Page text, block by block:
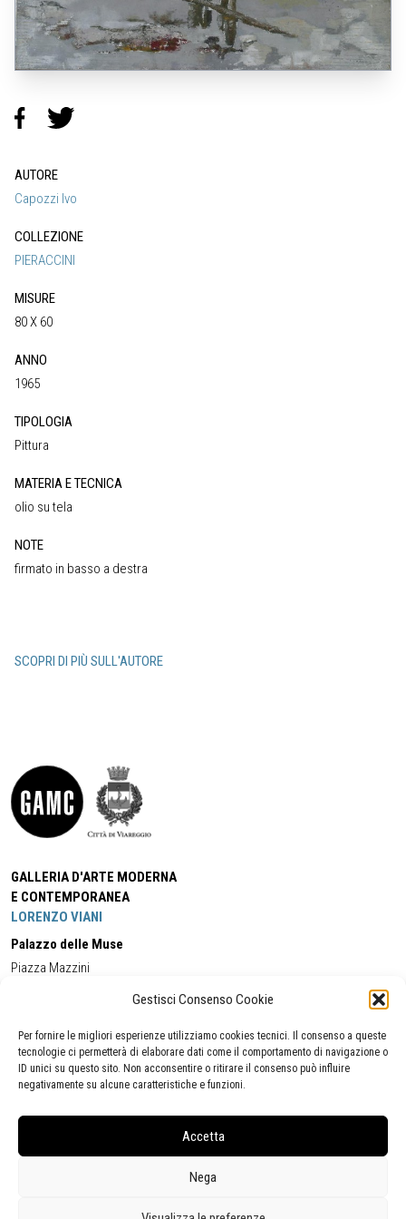
Gestisci Consenso Cookie
Per fornire le migliori esperienze utilizziamo cookies tecnici. Il consenso a queste
tecnologie ci permetterà di elaborare dati come il comportamento di navigazione o
ID unici su questo sito. Non acconsentire o ritirare il consenso può influire
negativamente su alcune caratteristiche e funzioni.
Accetta
Nega
AUTORE
Capozzi Ivo
COLLEZIONE
PIERACCINI
MISURE
80 X 60
ANNO
1965
TIPOLOGIA
Pittura
MATERIA E TECNICA
olio su tela
NOTE
firmato in basso a destra
SCOPRI DI PIÙ SULL'AUTORE
GALLERIA D'ARTE MODERNA
E CONTEMPORANEA
LORENZO VIANI
Palazzo delle Muse
Piazza Mazzini
Cell:+39 338 5714978 (orario apertura Galleria)
Tel:
+39 0584 944580
(orario 09.00/13.00)
Email:gamc@comune.viareggio.lu.it
Segnalazione di inaccessibilità